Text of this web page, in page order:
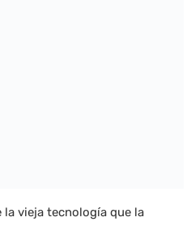
la vieja tecnología que la